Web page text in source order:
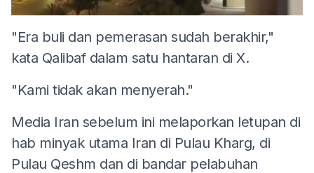
"Era buli dan pemerasan sudah berakhir,"
kata Qalibaf dalam satu hantaran di X.
"Kami tidak akan menyerah."
Media Iran sebelum ini melaporkan letupan di
hab minyak utama Iran di Pulau Kharg, di
Pulau Qeshm dan di bandar pelabuhan